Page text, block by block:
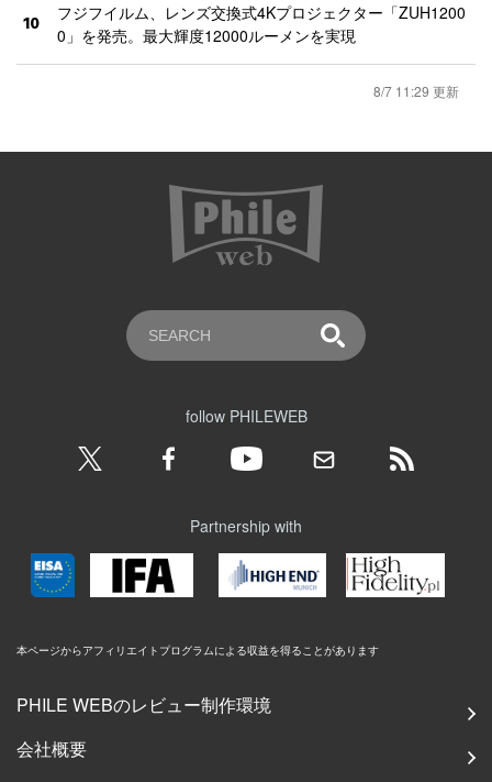
10
フジフイルム、レンズ交換式4Kプロジェクター「ZUH1200
0」を発売。最大輝度12000ルーメンを実現
8/7 11:29 更新
follow PHILEWEB
Partnership with
本ページからアフィリエイトプログラムによる収益を得ることがあります
PHILE WEBのレビュー制作環境
会社概要